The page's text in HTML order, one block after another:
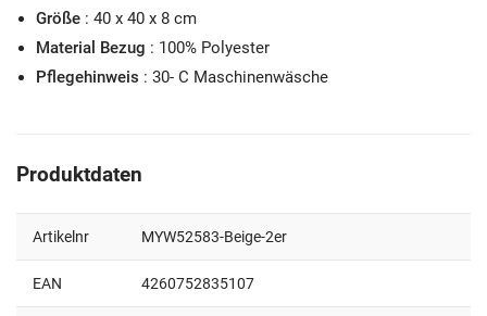
Größe : 40 x 40 x 8 cm
Material Bezug : 100% Polyester
Pflegehinweis : 30- C Maschinenwäsche
Produktdaten
Artikelnr MYW52583-Beige-2er
EAN 4260752835107